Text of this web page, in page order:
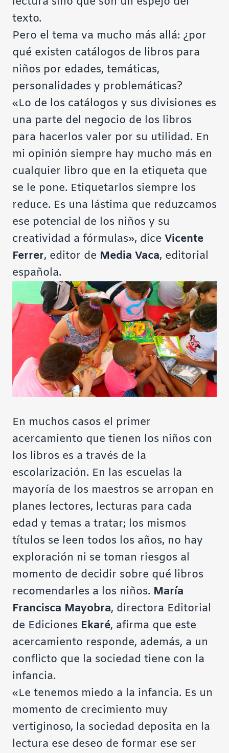
texto.
Pero el tema va mucho más allá: ¿por
qué existen catálogos de libros para
niños por edades, temáticas,
personalidades y problemáticas?
«Lo de los catálogos y sus divisiones es
una parte del negocio de los libros
para hacerlos valer por su utilidad. En
mi opinión siempre hay mucho más en
cualquier libro que en la etiqueta que
se le pone. Etiquetarlos siempre los
reduce. Es una lástima que reduzcamos
ese potencial de los niños y su
creatividad a fórmulas», dice Vicente
Ferrer, editor de Media Vaca, editorial
española.
En muchos casos el primer
acercamiento que tienen los niños con
los libros es a través de la
escolarización. En las escuelas la
mayoría de los maestros se arropan en
planes lectores, lecturas para cada
edad y temas a tratar; los mismos
títulos se leen todos los años, no hay
exploración ni se toman riesgos al
momento de decidir sobre qué libros
recomendarles a los niños. María
Francisca Mayobra, directora Editorial
de Ediciones Ekaré, afirma que este
acercamiento responde, además, a un
conflicto que la sociedad tiene con la
infancia.
«Le tenemos miedo a la infancia. Es un
momento de crecimiento muy
vertiginoso, la sociedad deposita en la
lectura ese deseo de formar ese ser